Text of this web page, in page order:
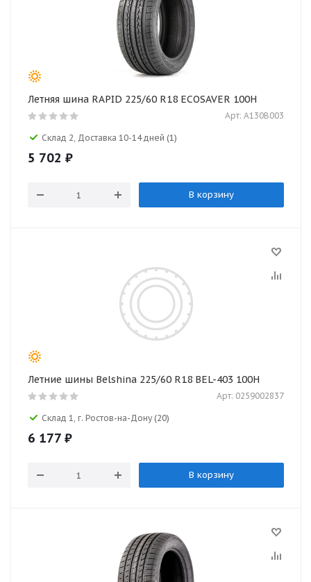
Летняя шина RAPID 225/60 R18 ECOSAVER 100H
Арт: A130B003
Склад 2, Доставка 10-14 дней (1)
5 702 ₽
В корзину
Летние шины Belshina 225/60 R18 BEL-403 100H
Арт: 0259002837
Склад 1, г. Ростов-на-Дону (20)
6 177 ₽
В корзину